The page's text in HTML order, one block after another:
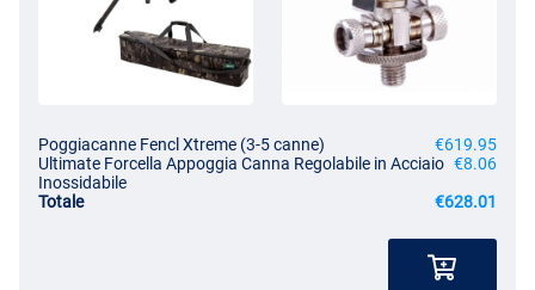
Poggiacanne Fencl Xtreme (3-5 canne)
€619.95
Ultimate Forcella Appoggia Canna Regolabile in Acciaio
Inossidabile
€8.06
Totale
€628.01